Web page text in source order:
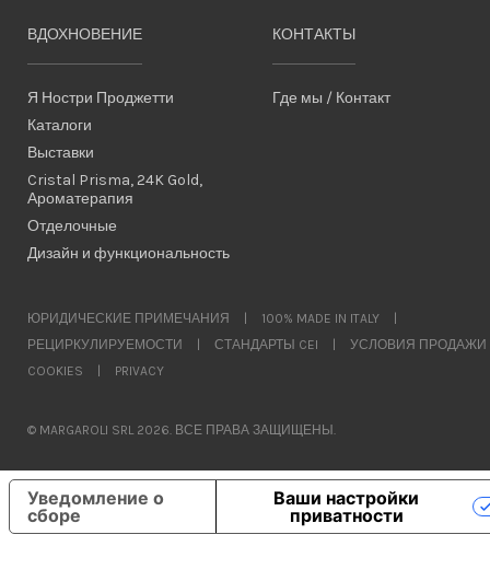
ВДОХНОВЕНИЕ
Я Ностри Проджетти
Каталоги
Выставки
Cristal Prisma, 24K Gold,
Ароматерапия
Отделочные
Дизайн и функциональность
КОНТАКТЫ
Где мы / Контакт
ЮРИДИЧЕСКИЕ ПРИМЕЧАНИЯ 100% MADE IN ITALY
РЕЦИРКУЛИРУЕМОСТИ
СТАНДАРТЫ CEI
УСЛОВИЯ ПРОДАЖИ
COOKIES
PRIVACY
© MARGAROLI SRL 2026. ВСЕ ПРАВА ЗАЩИЩЕНЫ.
Уведомление о
сборе
Ваши настройки
приватности